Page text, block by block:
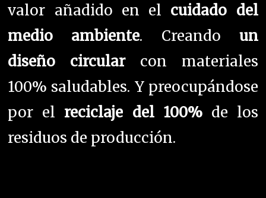
valor añadido en el cuidado del
medio ambiente. Creando un
diseño circularcon materiales
100% saludables. Y preocupándose
por el reciclaje del 100%de los
residuos de producción.